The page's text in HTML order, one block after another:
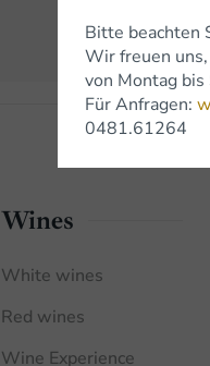
Wines
White wines
Red wines
Wine Experience
Bitte beachten
Wir freuen
von Montag
Für Anfragen:
0481.61264